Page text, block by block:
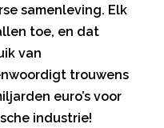
samenleving. Elk
toe, en dat
van
trouwens
euro’s voor
industrie!